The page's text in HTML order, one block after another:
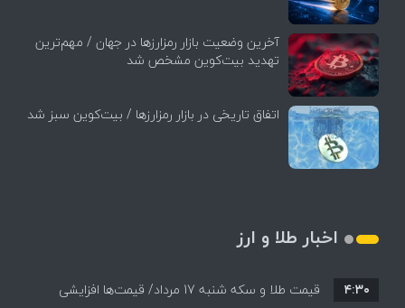
آخرین وضعیت بازار رمزارزها در جهان / مهم‌ترین
تهدید بیت‌کوین مشخص شد
اتفاق تاریخی در بازار رمزارزها / بیت‌کوین سبز شد
اخبار طلا و ارز
قیمت طلا و سکه شنبه 17 مرداد/ قیمت‌ها افزایشی
۴:۳۰